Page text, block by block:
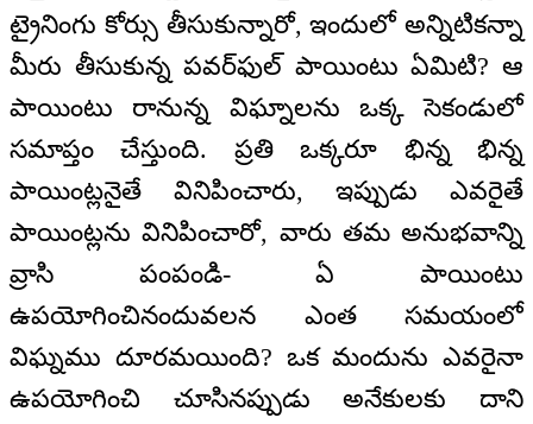
ట్రైనింగు కోర్సు తీసుకున్నారో, ఇందులో అన్నిటికన్నా
మీరు తీసుకున్న పవర్‌ఫుల్ పాయింటు ఏమిటి? ఆ
పాయింటు రానున్న విఘ్నాలను ఒక్క సెకండులో
సమాప్తం చేస్తుంది. ప్రతి ఒక్కరూ భిన్న భిన్న
పాయింట్లనైతే వినిపించారు, ఇప్పుడు ఎవరైతే
పాయింట్లను వినిపించారో, వారు తమ అనుభవాన్ని
వ్రాసి పంపండి- ఏ పాయింటు
ఉపయోగించినందువలన ఎంత సమయంలో
విఘ్నము దూరమయింది? ఒక మందును ఎవరైనా
ఉపయోగించి చూసినప్పుడు అనేకులకు దాని